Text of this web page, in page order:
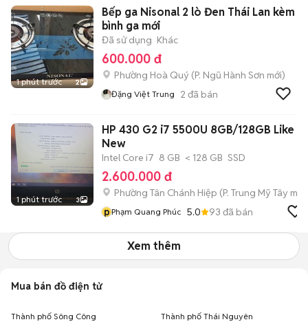
1 phút trước 2
Bếp ga Nisonal 2 lò Đen Thái Lan kèm
bình ga mới
Đã sử dụng Khác
600.000 đ
Phường Hoà Quý (P. Ngũ Hành Sơn mới)
Đặng Việt Trung 2 đã bán
1 phút trước 3
HP 430 G2 i7 5500U 8GB/128GB Like
New
Intel Core i7 8 GB < 128 GB SSD
2.600.000 đ
Phường Tân Chánh Hiệp (P. Trung Mỹ Tây mới)
pPhạm Quang Phúc 5.0 93 đã bán
Xem thêm
Mua bán đồ điện tử
Thành phố Sông Công Thành phố Thái Nguyên